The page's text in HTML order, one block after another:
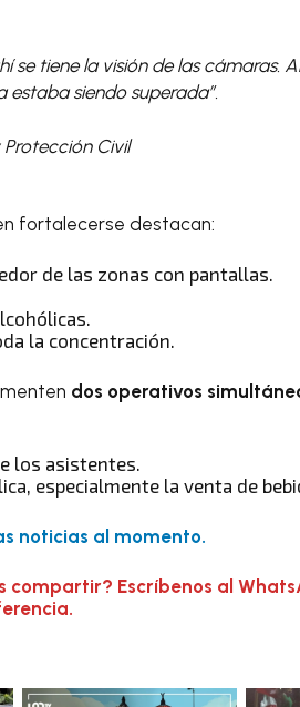
se tiene la visión de las cámaras.
siendo superada”.
Civil
fortalecerse destacan:
de las zonas con pantallas.
la concentración.
dos operativos
los asistentes.
especialmente la venta de
noticias al momento.
Escríbenos al